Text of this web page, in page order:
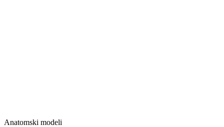
Anatomski modeli